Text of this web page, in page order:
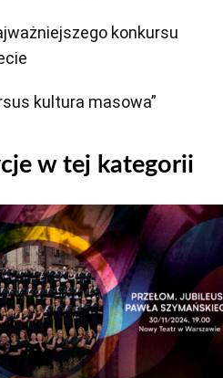
konkursu
kultura masowa”
w tej kategorii